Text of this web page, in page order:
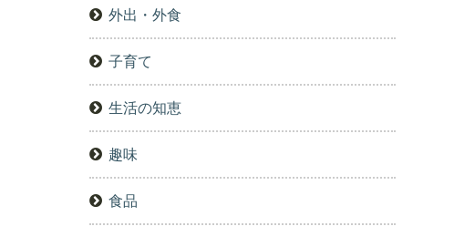
外出・外食
子育て
生活の知恵
趣味
食品